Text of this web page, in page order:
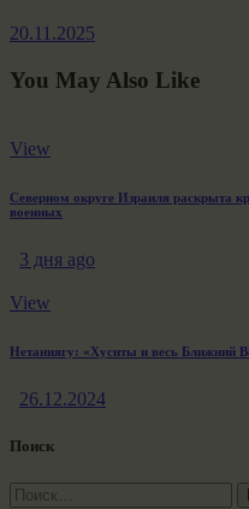
20.11.2025
You May Also Like
View
Северном округе Израиля раскрыта
военных
3 дня ago
View
Нетаниягу: «Хуситы и весь Ближний
26.12.2024
Поиск
Найти: